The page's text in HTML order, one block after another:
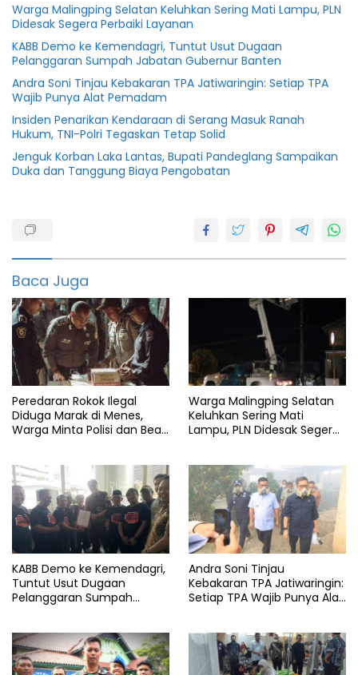
Warga Malingping Selatan Keluhkan Sering Mati Lampu, PLN
Didesak Segera Perbaiki Layanan
KABB Demo ke Kemendagri, Tuntut Usut Dugaan
Pelanggaran Sumpah Jabatan Gubernur Banten
Andra Soni Tinjau Kebakaran TPA Jatiwaringin: Setiap TPA
Wajib Punya Alat Pemadam
Insiden Penarikan Kendaraan di Serang Masuk Ranah
Hukum, TNI-Polri Tegaskan Tetap Solid
Jenguk Korban Laka Lantas, Bupati Pandeglang Sampaikan
Duka dan Tanggung Biaya Pengobatan
media
Smsi
Baca Juga
Peredaran Rokok Ilegal
Diduga Marak di Menes,
Warga Minta Polisi dan Bea
Warga Malingping Selatan
Keluhkan Sering Mati
Lampu, PLN Didesak Segera
KABB Demo ke Kemendagri,
Tuntut Usut Dugaan
Pelanggaran Sumpah
Andra Soni Tinjau
Kebakaran TPA Jatiwaringin:
Setiap TPA Wajib Punya Alat